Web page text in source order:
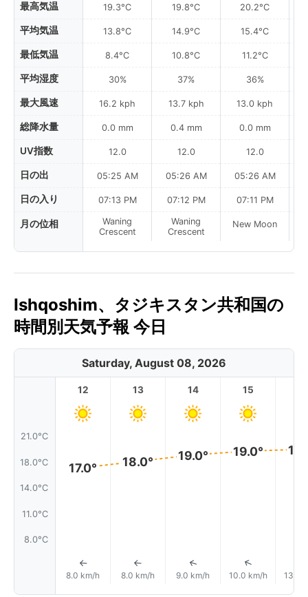
最高気温
平均気温
最低気温
平均湿度
最大風速
総降水量
UV指数
日の出
日の入り
月の位相
19.3°C
13.8°C
8.4°C
30%
16.2 kph
0.0 mm
12.0
05:25 AM
07:13 PM
Waning
Crescent
19.8°C
14.9°C
10.8°C
37%
13.7 kph
0.4 mm
12.0
05:26 AM
07:12 PM
Waning
Crescent
20.2°C
15.4°C
11.2°C
36%
13.0 kph
0.0 mm
12.0
05:26 AM
07:11 PM
New Moon
Ishqoshim、タジキスタン共和国の
時間別天気予報 今日
Saturday, August 08, 2026
21.0°C
18.0°C
14.0°C
11.0°C
8.0°C
12
17.0°
↑
8.0 km/h
13
18.0°
↑
8.0 km/h
14
19.0°
↑
9.0 km/h
15
19.0°
↑
10.0 km/h 13.0